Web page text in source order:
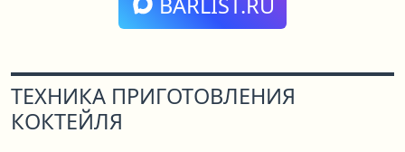
ТЕХНИКА ПРИГОТОВЛЕНИЯ
КОКТЕЙЛЯ